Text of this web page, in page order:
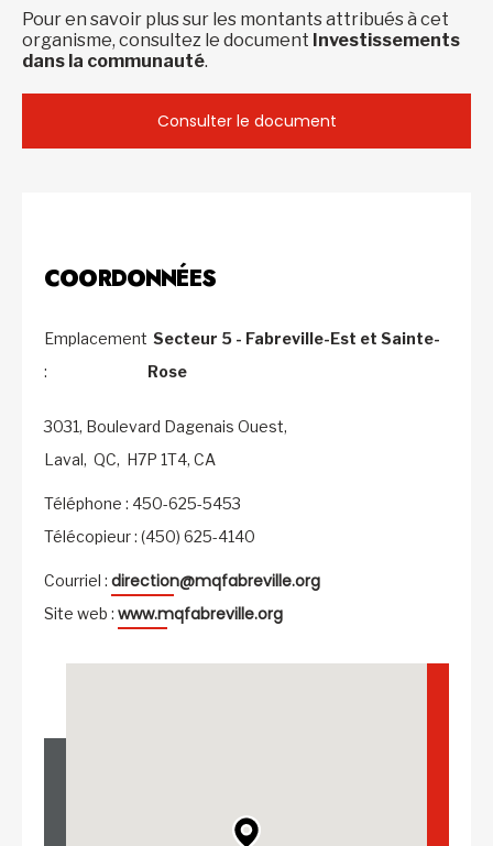
Pour en savoir plus sur les montants attribués à cet
organisme, consultez le document Investissements
dans la communauté.
Consulter le document
COORDONNÉES
Emplacement
:
Secteur 5 - Fabreville-Est et Sainte-
Rose
3031, Boulevard Dagenais Ouest,
Laval, QC, H7P 1T4, CA
Téléphone : 450-625-5453
Télécopieur : (450) 625-4140
Courriel : direction@mqfabreville.org
Site web : www.mqfabreville.org